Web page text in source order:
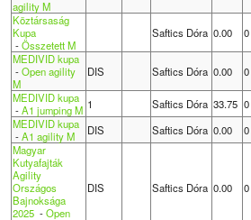
agility M
Köztársaság
Kupa
-Összetett M
Saftics Dóra 0.00 0
MEDIVID kupa
-Open agility
M
DIS Saftics Dóra 0.00 0
MEDIVID kupa
-A1 jumping M 1 Saftics Dóra 33.75 0
MEDIVID kupa
-A1 agility M DIS Saftics Dóra 0.00 0
Magyar
Kutyafajták
Agility
Országos
Bajnoksága
2025-Open
DIS Saftics Dóra 0.00 0